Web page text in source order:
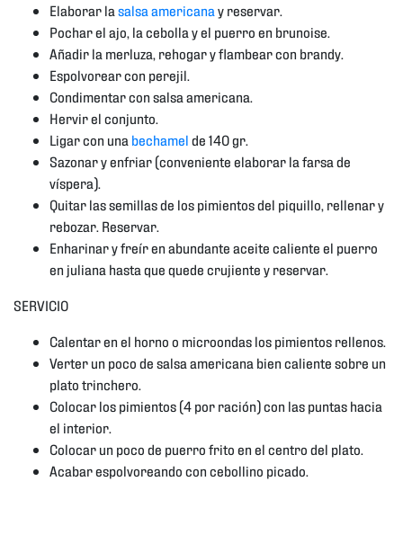
Elaborar la salsa americana y reservar.
Pochar el ajo, la cebolla y el puerro en brunoise.
Añadir la merluza, rehogar y flambear con brandy.
Espolvorear con perejil.
Condimentar con salsa americana.
Hervir el conjunto.
Ligar con una bechamel de 140 gr.
Sazonar y enfriar (conveniente elaborar la farsa de
víspera).
Quitar las semillas de los pimientos del piquillo, rellenar y
rebozar. Reservar.
Enharinar y freír en abundante aceite caliente el puerro
en juliana hasta que quede crujiente y reservar.
SERVICIO
Calentar en el horno o microondas los pimientos rellenos.
Verter un poco de salsa americana bien caliente sobre un
plato trinchero.
Colocar los pimientos (4 por ración) con las puntas hacia
el interior.
Colocar un poco de puerro frito en el centro del plato.
Acabar espolvoreando con cebollino picado.